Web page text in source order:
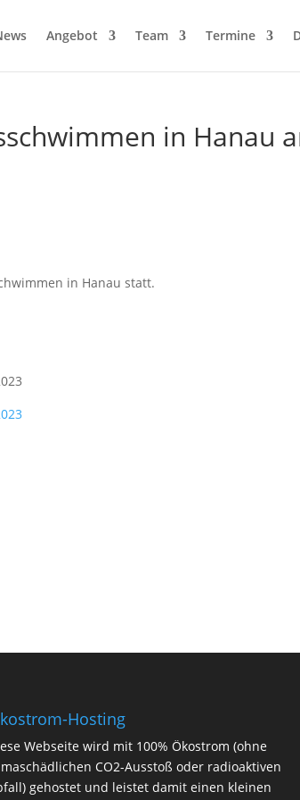
Angebot Team Termine
in Hanau
in Hanau statt.
Hosting
Webseite wird mit 100% Ökostrom (ohne
CO2-Ausstoß oder radioaktiven
gehostet und leistet damit einen kleinen